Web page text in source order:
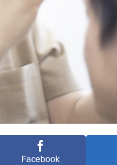
Facebook